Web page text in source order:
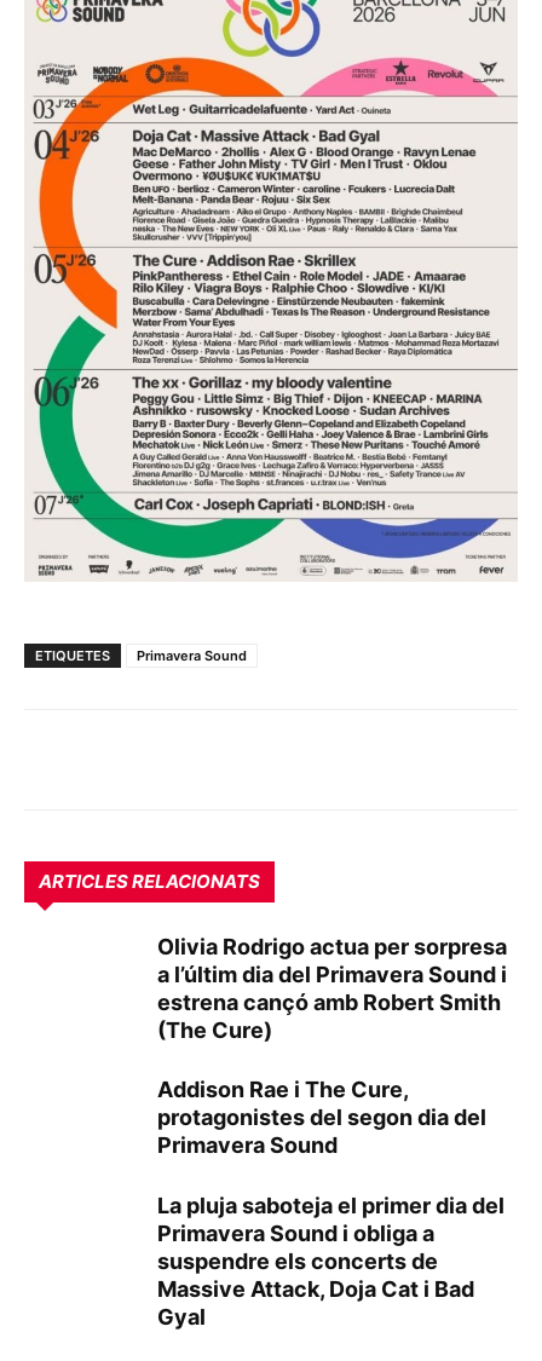
ETIQUETES Primavera Sound
ARTICLES RELACIONATS
Olivia Rodrigo actua per sorpresa
a l’últim dia del Primavera Sound i
estrena cançó amb Robert Smith
(The Cure)
Addison Rae i The Cure,
protagonistes del segon dia del
Primavera Sound
La pluja saboteja el primer dia del
Primavera Sound i obliga a
suspendre els concerts de
Massive Attack, Doja Cat i Bad
Gyal